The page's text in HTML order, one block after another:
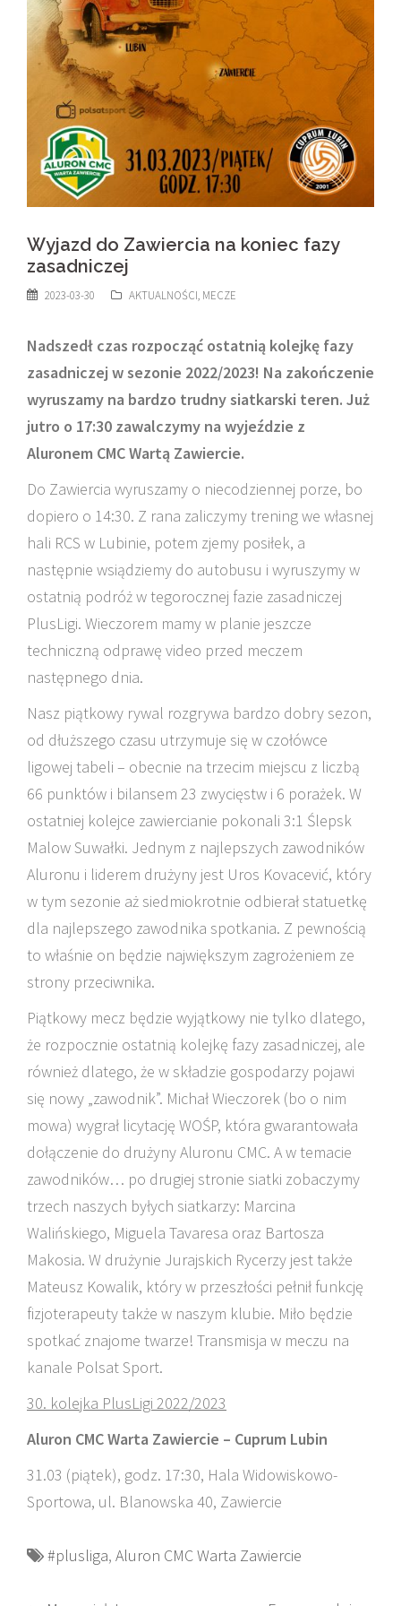
Wyjazd do Zawiercia na koniec fazy
zasadniczej
2023-03-30 AKTUALNOŚCI, MECZE
Nadszedł czas rozpocząć ostatnią kolejkę fazy
zasadniczej w sezonie 2022/2023! Na zakończenie
wyruszamy na bardzo trudny siatkarski teren. Już
jutro o 17:30 zawalczymy na wyjeździe z
Aluronem CMC Wartą Zawiercie.
Do Zawiercia wyruszamy o niecodziennej porze, bo
dopiero o 14:30. Z rana zaliczymy trening we własnej
hali RCS w Lubinie, potem zjemy posiłek, a
następnie wsiądziemy do autobusu i wyruszymy w
ostatnią podróż w tegorocznej fazie zasadniczej
PlusLigi. Wieczorem mamy w planie jeszcze
techniczną odprawę video przed meczem
następnego dnia.
Nasz piątkowy rywal rozgrywa bardzo dobry sezon,
od dłuższego czasu utrzymuje się w czołówce
ligowej tabeli – obecnie na trzecim miejscu z liczbą
66 punktów i bilansem 23 zwycięstw i 6 porażek. W
ostatniej kolejce zawiercianie pokonali 3:1 Ślepsk
Malow Suwałki. Jednym z najlepszych zawodników
Aluronu i liderem drużyny jest Uros Kovacević, który
w tym sezonie aż siedmiokrotnie odbierał statuetkę
dla najlepszego zawodnika spotkania. Z pewnością
to właśnie on będzie największym zagrożeniem ze
strony przeciwnika.
Piątkowy mecz będzie wyjątkowy nie tylko dlatego,
że rozpocznie ostatnią kolejkę fazy zasadniczej, ale
również dlatego, że w składzie gospodarzy pojawi
się nowy „zawodnik”. Michał Wieczorek (bo o nim
mowa) wygrał licytację WOŚP, która gwarantowała
dołączenie do drużyny Aluronu CMC. A w temacie
zawodników… po drugiej stronie siatki zobaczymy
trzech naszych byłych siatkarzy: Marcina
Walińskiego, Miguela Tavaresa oraz Bartosza
Makosia. W drużynie Jurajskich Rycerzy jest także
Mateusz Kowalik, który w przeszłości pełnił funkcję
fizjoterapeuty także w naszym klubie. Miło będzie
spotkać znajome twarze! Transmisja w meczu na
kanale Polsat Sport.
30. kolejka PlusLigi 2022/2023
Aluron CMC Warta Zawiercie – Cuprum Lubin
31.03 (piątek), godz. 17:30, Hala Widowiskowo-
Sportowa, ul. Blanowska 40, Zawiercie
#plusliga, Aluron CMC Warta Zawiercie